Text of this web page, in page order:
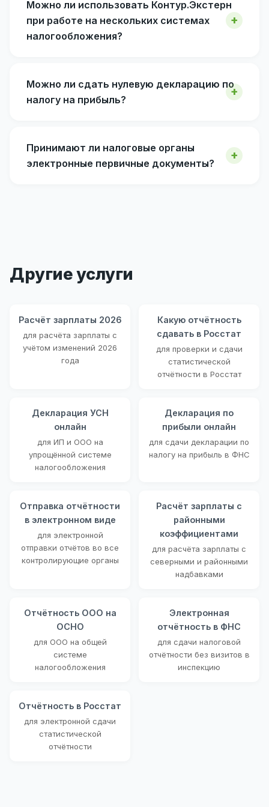
Можно ли использовать Контур.Экстерн
при работе на нескольких системах
налогообложения?
Можно ли сдать нулевую декларацию по
налогу на прибыль?
Принимают ли налоговые органы
электронные первичные документы?
Другие услуги
Расчёт зарплаты 2026
для расчёта зарплаты с
учётом изменений 2026
года
Какую отчётность
сдавать в Росстат
для проверки и сдачи
статистической
отчётности в Росстат
Декларация УСН
онлайн
для ИП и ООО на
упрощённой системе
налогообложения
Декларация по
прибыли онлайн
для сдачи декларации по
налогу на прибыль в ФНС
Отправка отчётности
в электронном виде
для электронной
отправки отчётов во все
контролирующие органы
Расчёт зарплаты с
районными
коэффициентами
для расчёта зарплаты с
северными и районными
надбавками
Отчётность ООО на
ОСНО
для ООО на общей
системе
налогообложения
Электронная
отчётность в ФНС
для сдачи налоговой
отчётности без визитов в
инспекцию
Отчётность в Росстат
для электронной сдачи
статистической
отчётности